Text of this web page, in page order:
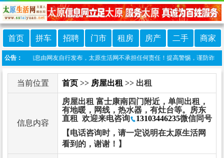
首页 拼车 招聘 门市 租房 房产 二手 商家
公告：
本栏目信息由网友自行发布，太原生活网不承担任何责任！提高警惕，谨防诈骗！
当前位置 首页 >> 房屋出租 >> 出租
信息内容
房屋出租 富士康南四门附近，单间出租，
有地暖，网线，热水器，有灶台等。房东
直租 欢迎来电咨询
13103446235微信同号
【电话咨询时，请一定说明在太原生活网
看到的，谢谢！】